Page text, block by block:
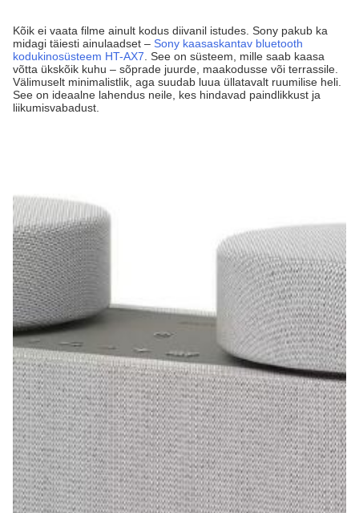
Kõik ei vaata filme ainult kodus diivanil istudes. Sony pakub ka
midagi täiesti ainulaadset – Sony kaasaskantav bluetooth
kodukinosüsteem HT-AX7 . See on süsteem, mille saab kaasa
võtta ükskõik kuhu – sõprade juurde, maakodusse või terrassile.
Välimuselt minimalistlik, aga suudab luua üllatavalt ruumilise heli.
See on ideaalne lahendus neile, kes hindavad paindlikkust ja
liikumisvabadust.